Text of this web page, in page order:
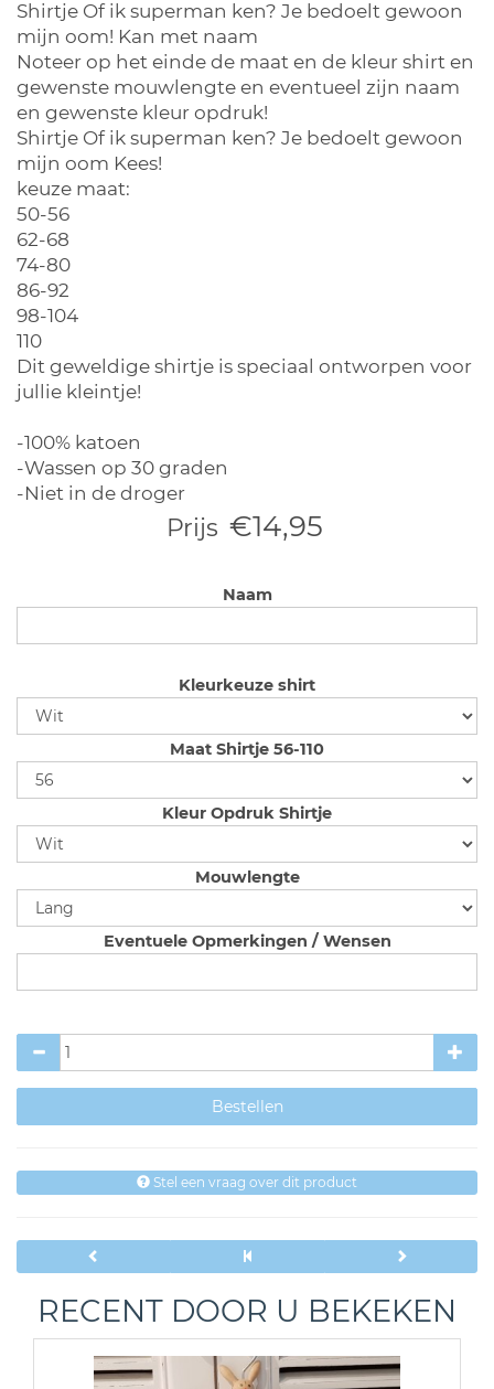
Shirtje Of ik superman ken? Je bedoelt gewoon
mijn oom! Kan met naam
Noteer op het einde de maat en de kleur shirt en
gewenste mouwlengte en eventueel zijn naam
en gewenste kleur opdruk!
Shirtje Of ik superman ken? Je bedoelt gewoon
mijn oom Kees!
keuze maat:
50-56
62-68
74-80
86-92
98-104
110
Dit geweldige shirtje is speciaal ontworpen voor
jullie kleintje!
-100% katoen
-Wassen op 30 graden
-Niet in de droger
Prijs €14,95
Naam
Kleurkeuze shirt
Maat Shirtje 56-110
Kleur Opdruk Shirtje
Mouwlengte
Eventuele Opmerkingen / Wensen
Stel een vraag over dit product
RECENT DOOR U BEKEKEN